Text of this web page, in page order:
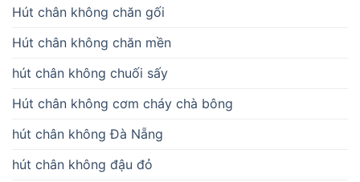
Hút chân không chăn gối
Hút chân không chăn mền
hút chân không chuối sấy
Hút chân không cơm cháy chà bông
hút chân không Đà Nẵng
hút chân không đậu đỏ